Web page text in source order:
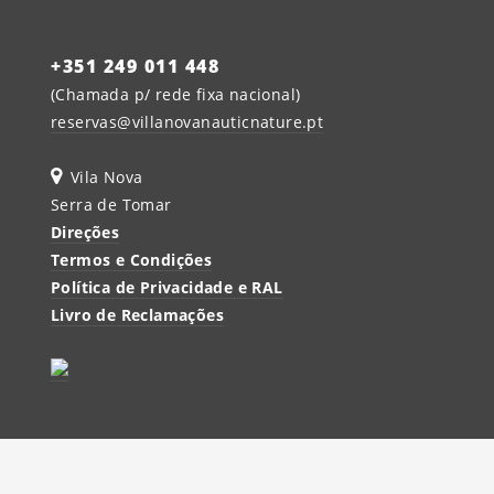
PROMOÇÃO
FIM DE SEMANA DE S. VALENTIM
14|16 de fevereiro
VER MAIS
+351 249 011 448
(Chamada p/ rede fixa nacional)
reservas@villanovanauticnature.pt
Vila Nova
Serra de Tomar
Direções
Termos e Condições
Política de Privacidade e RAL
Livro de Reclamações